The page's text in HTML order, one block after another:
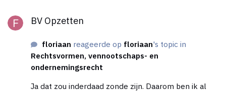
Die burgerlijke gedachten van de Nederlanders dat
uitstaan! mijn buren kijken mijn ouders nu schuin aan
omdat het bedrijf van mijn ouders het nog niet heeft
gehaald en we nu aardig in de shit zitten. Ik weet dus
van beide kanten wat... hoe het is als het lukt en hoe
BV Opzetten
floriaan reageerde op floriaan's topic in
Rechtsvormen, vennootschaps- en
ondernemingsrecht
Ja dat zou inderdaad zonde zijn. Daarom ben ik al